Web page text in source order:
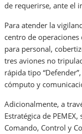
de requerirse, ante el
Para atender la
centro de
para personal,
tres aviones no
rápida tipo
cómputo y
Adicionalmente, a
Estratégica de
Comando, Control y